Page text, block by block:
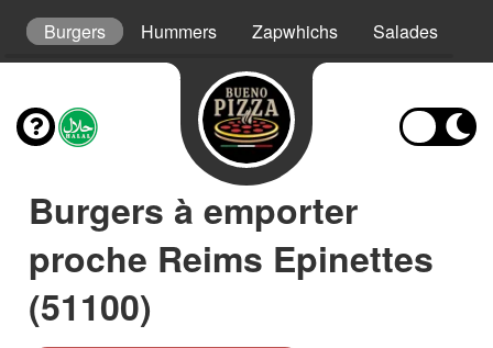
Burgers Hummers Zapwhichs Salades
Burgers à emporter
proche Reims Epinettes
(51100)